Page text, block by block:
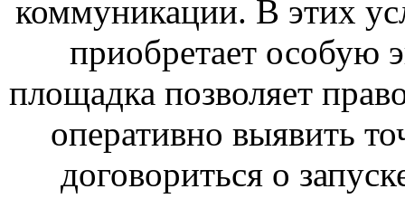
коммуникации. В этих
приобретает особую
площадка позволяет
оперативно выявить
договориться о